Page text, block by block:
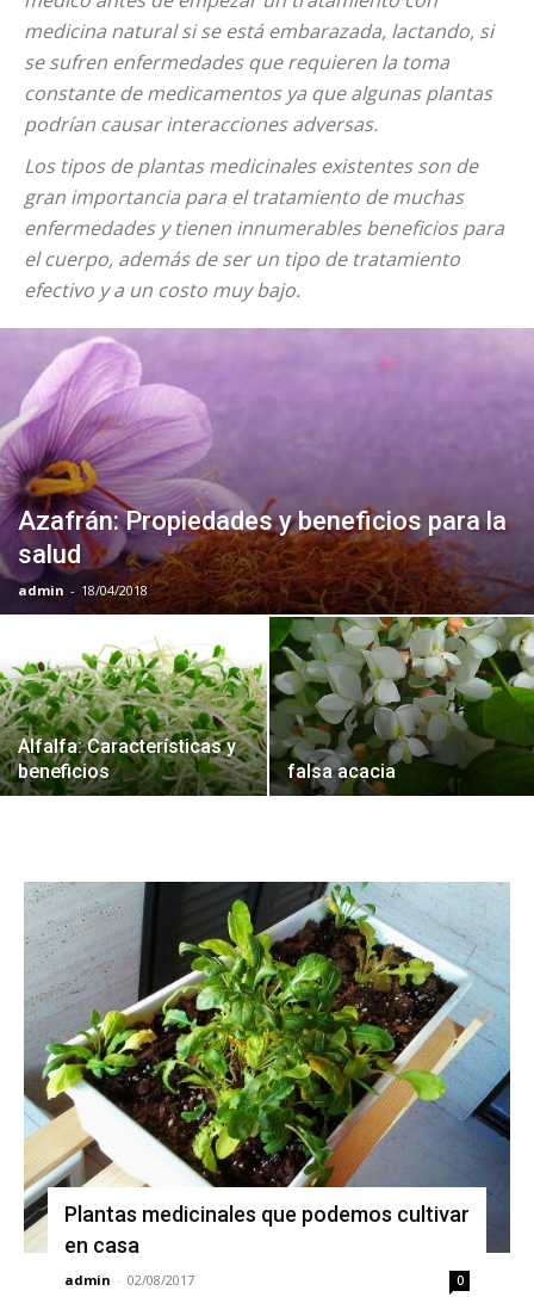
medicina natural si se está embarazada, lactando, si
se sufren enfermedades que requieren la toma
constante de medicamentos ya que algunas plantas
podrían causar interacciones adversas.
Los tipos de plantas medicinales existentes son de
gran importancia para el tratamiento de muchas
enfermedades y tienen innumerables beneficios para
el cuerpo, además de ser un tipo de tratamiento
efectivo y a un costo muy bajo.
Azafrán: Propiedades y beneficios para la
salud
admin - 18/04/2018
Alfalfa: Características y
beneficios
falsa acacia
Plantas medicinales que podemos cultivar
en casa
admin - 02/08/2017 0